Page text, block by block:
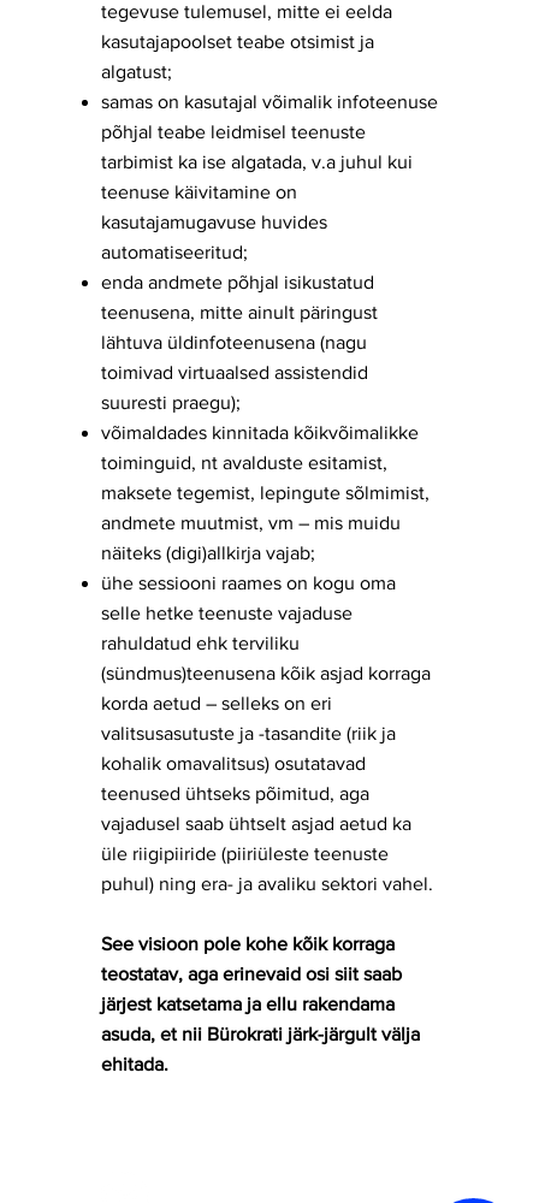
tegevuse tulemusel, mitte ei eelda
kasutajapoolset teabe otsimist ja
algatust;
samas on kasutajal võimalik infoteenuse
põhjal teabe leidmisel teenuste
tarbimist ka ise algatada, v.a juhul kui
teenuse käivitamine on
kasutajamugavuse huvides
automatiseeritud;
enda andmete põhjal isikustatud
teenusena, mitte ainult päringust
lähtuva üldinfoteenusena (nagu
toimivad virtuaalsed assistendid
suuresti praegu);
võimaldades kinnitada kõikvõimalikke
toiminguid, nt avalduste esitamist,
maksete tegemist, lepingute sõlmimist,
andmete muutmist, vm – mis muidu
näiteks (digi)allkirja vajab;
ühe sessiooni raames on kogu oma
selle hetke teenuste vajaduse
rahuldatud ehk terviliku
(sündmus)teenusena kõik asjad korraga
korda aetud – selleks on eri
valitsusasutuste ja -tasandite (riik ja
kohalik omavalitsus) osutatavad
teenused ühtseks põimitud, aga
vajadusel saab ühtselt asjad aetud ka
üle riigipiiride (piiriüleste teenuste
puhul) ning era- ja avaliku sektori vahel.
See visioon pole kohe kõik korraga
teostatav, aga erinevaid osi siit saab
järjest katsetama ja ellu rakendama
asuda, et nii Bürokrati järk-järgult välja
ehitada.